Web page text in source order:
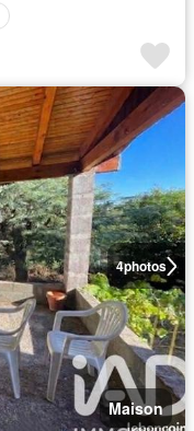
4photos
Maison